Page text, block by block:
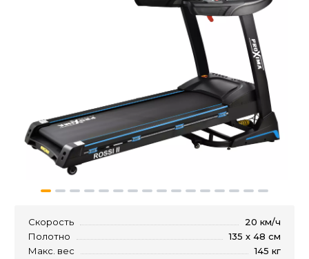
Скорость
20 км/ч
Полотно
135 х 48 см
Макс. вес
145 кг